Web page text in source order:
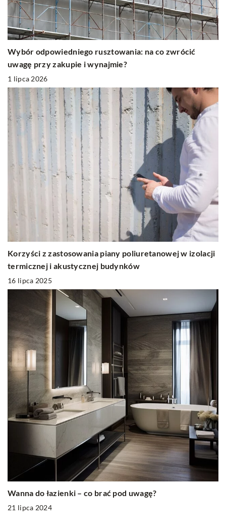
Wybór odpowiedniego rusztowania: na co zwrócić
uwagę przy zakupie i wynajmie?
1 lipca 2026
Korzyści z zastosowania piany poliuretanowej w izolacji
termicznej i akustycznej budynków
16 lipca 2025
Wanna do łazienki – co brać pod uwagę?
21 lipca 2024